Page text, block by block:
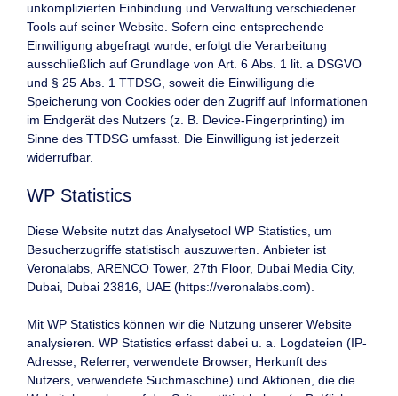
unkomplizierten Einbindung und Verwaltung verschiedener
Tools auf seiner Website. Sofern eine entsprechende
Einwilligung abgefragt wurde, erfolgt die Verarbeitung
ausschließlich auf Grundlage von Art. 6 Abs. 1 lit. a DSGVO
und § 25 Abs. 1 TTDSG, soweit die Einwilligung die
Speicherung von Cookies oder den Zugriff auf Informationen
im Endgerät des Nutzers (z. B. Device-Fingerprinting) im
Sinne des TTDSG umfasst. Die Einwilligung ist jederzeit
widerrufbar.
WP Statistics
Diese Website nutzt das Analysetool WP Statistics, um
Besucherzugriffe statistisch auszuwerten. Anbieter ist
Veronalabs, ARENCO Tower, 27th Floor, Dubai Media City,
Dubai, Dubai 23816, UAE (https://veronalabs.com).
Mit WP Statistics können wir die Nutzung unserer Website
analysieren. WP Statistics erfasst dabei u. a. Logdateien (IP-
Adresse, Referrer, verwendete Browser, Herkunft des
Nutzers, verwendete Suchmaschine) und Aktionen, die die